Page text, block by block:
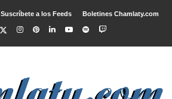
Suscríbete a los Feeds Boletines Chamlaty.com